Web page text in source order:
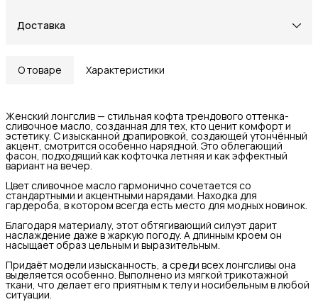
Доставка
О товаре Характеристики
Женский лонгслив — стильная кофта трендового оттенка-
сливочное масло, созданная для тех, кто ценит комфорт и
эстетику. С изысканной драпировкой, создающей утончённый
акцент, смотрится особенно нарядной. Это облегающий
фасон, подходящий как кофточка летняя и как эффектный
вариант на вечер.
Цвет сливочное масло гармонично сочетается со
стандартными и акцентными нарядами. Находка для
гардероба, в котором всегда есть место для модных новинок.
Благодаря материалу, этот обтягивающий силуэт дарит
наслаждение даже в жаркую погоду. А длинным кроем он
насыщает образ цельным и выразительным.
Придаёт модели изысканность, а среди всех лонгсливы она
выделяется особенно. Выполнено из мягкой трикотажной
ткани, что делает его приятным к телу и носибельным в любой
ситуации.